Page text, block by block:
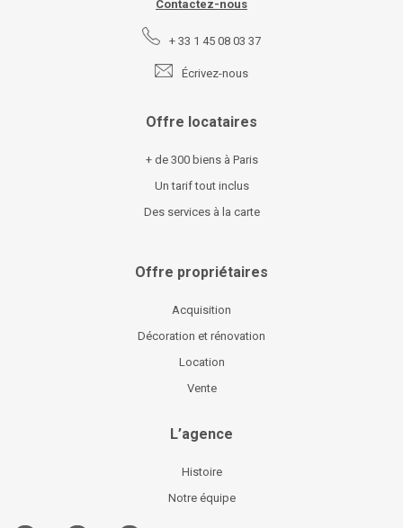
Contactez-nous
+ 33 1 45 08 03 37
Écrivez-nous
Offre locataires
+ de 300 biens à Paris
Un tarif tout inclus
Des services à la carte
Offre propriétaires
Acquisition
Décoration et rénovation
Location
Vente
L’agence
Histoire
Notre équipe